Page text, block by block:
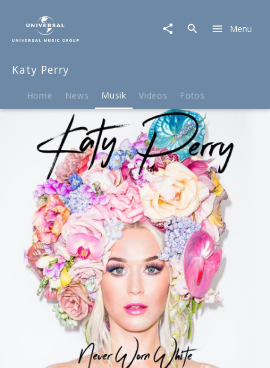
Musik
Never
Menu
Katy Perry
Home News Musik Videos Fotos